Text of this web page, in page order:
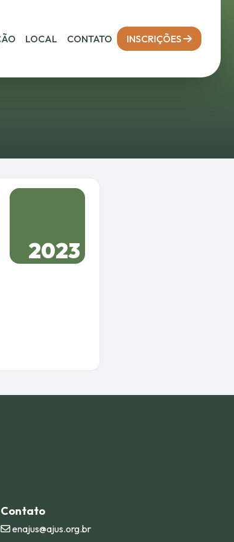
LOCAL CONTATO INSCRIÇÕES
2023
Contato
enajus@ajus.org.br